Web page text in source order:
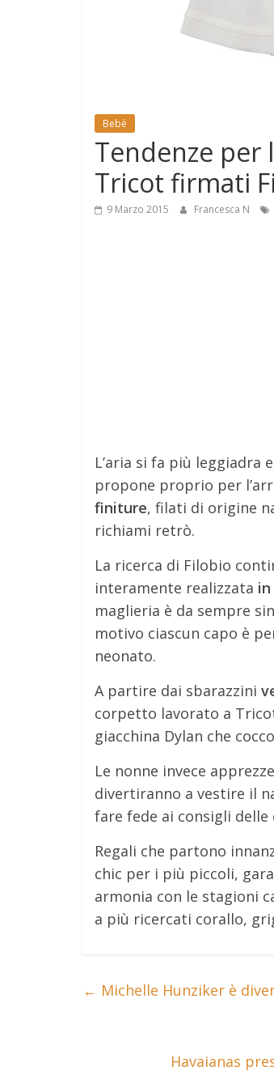
Bebè
Tendenze per
Tricot firmati
9 Marzo 2015 Francesca N
L’aria si fa più
propone proprio per
finiture, filati di origine
richiami retrò.
La ricerca di Filobio
interamente realizzata
maglieria è da sempre
motivo ciascun capo è
neonato.
A partire dai sbarazzini
corpetto lavorato a
giacchina Dylan che
Le nonne invece
divertiranno a vestire il
fare fede ai consigli
Regali che partono
chic per i più piccoli,
armonia con le stagioni
a più ricercati corallo,
← Michelle Hunziker è
Havaianas